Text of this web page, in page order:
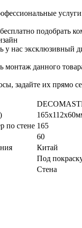
подобрать
у нас эксклюзивный
монтаж данного
задайте их прямо
по стене 165
60
Китай
Под
Стена